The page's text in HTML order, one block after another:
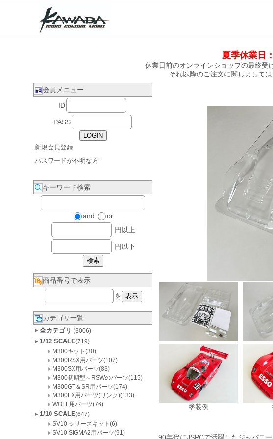
夏季休業日
休業日前のオンラインショップの最終
それ以降のご注文に関しまして
会員メニュー
ID
PASS
新規会員登録
パスワードが不明な方
キーワード検索
and
or
円以上
円以下
商品番号で表示
を
カテゴリ一覧
全カテゴリ (3006)
1/12 SCALE(719)
M300キット(30)
M300RSX用パーツ(107)
M300SX用パーツ(83)
M300初期型～RSWのパーツ(115)
M300GT＆SR用パーツ(174)
M300FX用パーツ(リンク)(133)
WOLF用パーツ(76)
1/10 SCALE(647)
SV10 シリーズキット(6)
SV10 SIGMA2用パーツ(91)
塗装例
90年代にJSPCで活躍したジャパニ